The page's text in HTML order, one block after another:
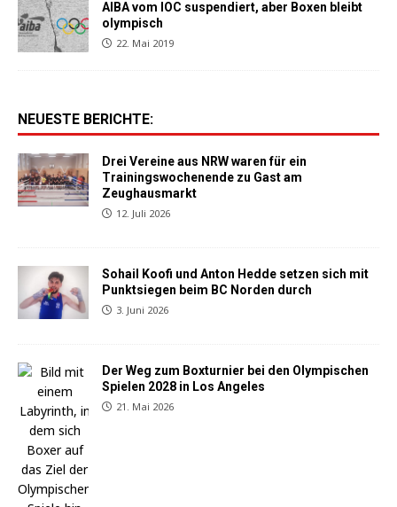
AIBA vom IOC suspendiert, aber Boxen bleibt
olympisch
22. Mai 2019
NEUESTE BERICHTE:
Drei Vereine aus NRW waren für ein
Trainingswochenende zu Gast am
Zeughausmarkt
12. Juli 2026
Sohail Koofi und Anton Hedde setzen sich mit
Punktsiegen beim BC Norden durch
3. Juni 2026
Der Weg zum Boxturnier bei den Olympischen
Spielen 2028 in Los Angeles
21. Mai 2026